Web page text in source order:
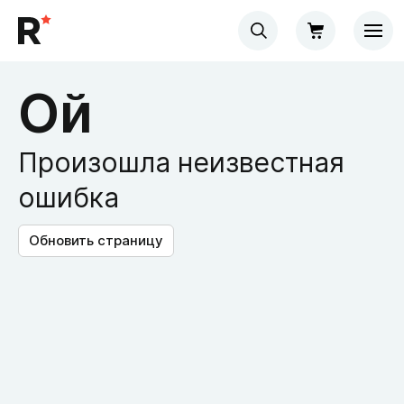
Ой
Произошла неизвестная
ошибка
Обновить страницу